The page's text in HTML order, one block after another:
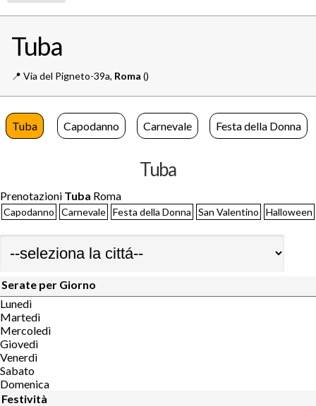
Tuba
📍️ Via del Pigneto-39a, Roma ()
Tuba Capodanno Carnevale Festa della Donna
Tuba
Prenotazioni Tuba Roma
Capodanno Carnevale Festa della Donna San Valentino Halloween
Serate per Giorno
Lunedì
Martedì
Mercoledì
Giovedì
Venerdì
Sabato
Domenica
Festività